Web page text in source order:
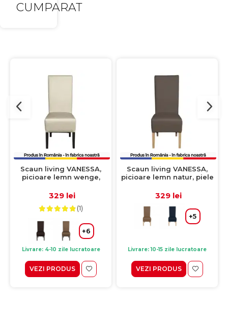
CUMPARAT
Scaun living VANESSA,
picioare lemn wenge,
47x60x110 cm
329 lei
(1)
+6
Livrare: 4-10 zile lucratoare
VEZI PRODUS
Scaun living VANESSA,
picioare lemn natur, piele
47x60x110 cm
329 lei
+5
Livrare: 10-15 zile lucratoare
VEZI PRODUS